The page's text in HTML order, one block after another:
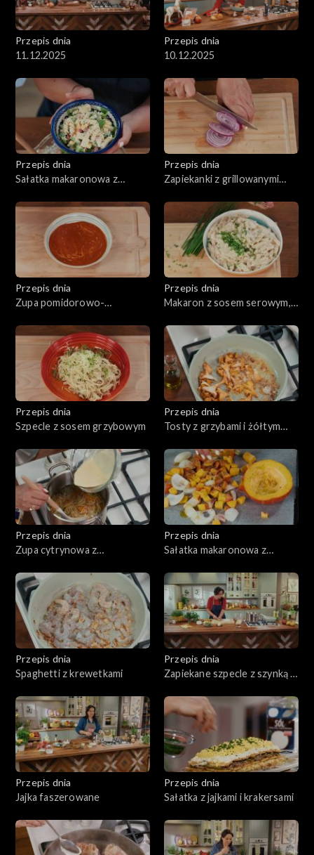
Przepis dnia
11.12.2025
Przepis dnia
10.12.2025
Przepis dnia
Sałatka makaronowa z
kurczakiem i selerem
naciowym
Przepis dnia
Zapiekanki z grillowanymi
Przepis dnia
Zupa pomidorowo-
Przepis dnia
Makaron z sosem serowym,
Przepis dnia
Szpecle z sosem grzybowym
Przepis dnia
Tosty z grzybami i żółtym
Przepis dnia
Zupa cytrynowa z
Przepis dnia
Sałatka makaronowa z
Przepis dnia
Spaghetti z krewetkami
Przepis dnia
Zapiekane szpecle z szynką i
Przepis dnia
Jajka faszerowane
Przepis dnia
Sałatka z jajkami i krakersami